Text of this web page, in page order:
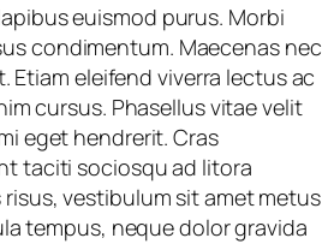
euismod purus. Morbi
condimentum. Maecenas nec
eleifend viverra lectus ac
cursus. Phasellus vitae velit
eget hendrerit. Cras
taciti sociosqu ad litora
vestibulum sit amet metus
tempus, neque dolor gravida